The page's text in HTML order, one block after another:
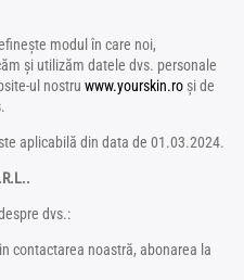
modul în care noi,
și utilizăm datele dvs. personale
ul nostru www.yourskin.ro și de
aplicabilă din data de 01.03.2024.
dvs.:
contactarea noastră, abonarea la